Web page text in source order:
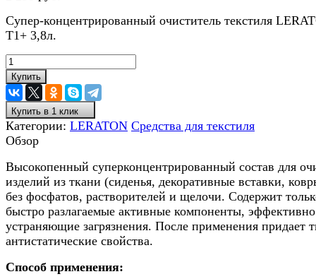
Супер-концентрированный очиститель текстиля
T1+ 3,8л.
Купить
Купить в 1 клик
Категории: LERATON Средства для текстиля
Обзор
Высокопенный суперконцентрированный состав для
изделий из ткани (сиденья, декоративные вставки,
без фосфатов, растворителей и щелочи. Содержит
быстро разлагаемые активные компоненты, эффективно
устраняющие загрязнения. После применения придает
антистатические свойства.
Способ применения: